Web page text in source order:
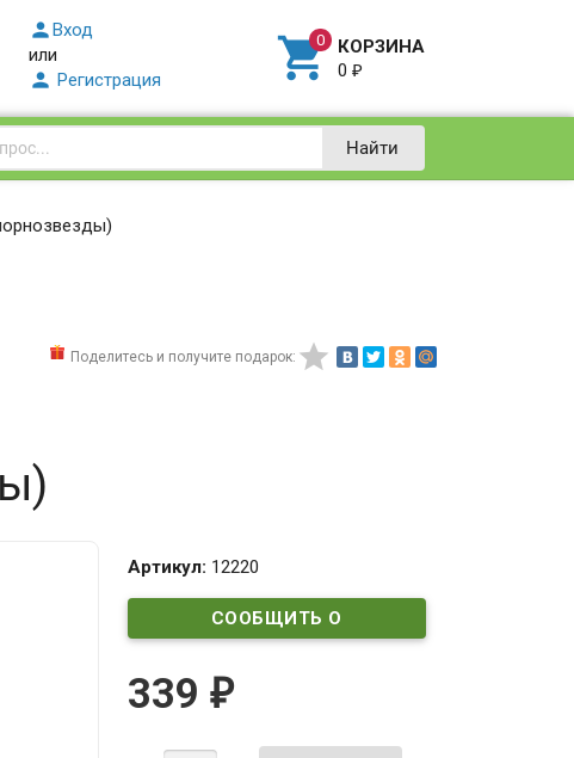
Вход
или
 Регистрация  КОРЗИНА
0₽
Найти
Поделитесь и получите подарок: 
Артикул: 12220
СООБЩИТЬ О
339 ₽